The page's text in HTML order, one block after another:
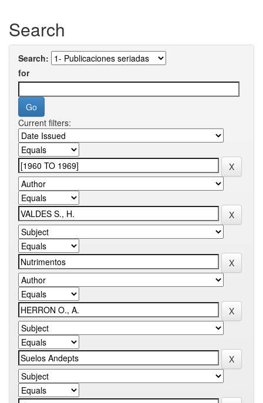
Search
Search:
for
Current filters: